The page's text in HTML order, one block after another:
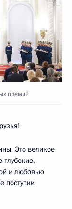
премий
Это великое
глубокие,
и любовью
поступки